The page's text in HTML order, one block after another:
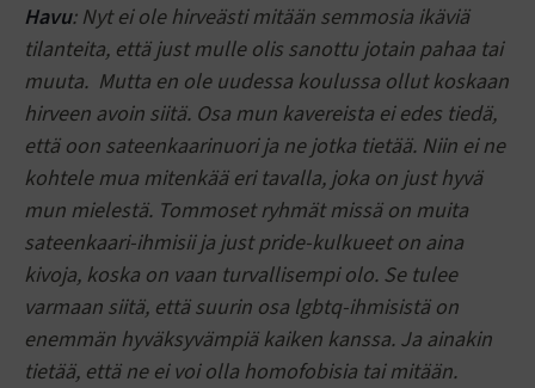
Havu: Nyt ei ole hirveästi mitään semmosia ikäviä
tilanteita, että just mulle olis sanottu jotain pahaa tai
muuta. Mutta en ole uudessa koulussa ollut koskaan
hirveen avoin siitä. Osa mun kavereista ei edes tiedä,
että oon sateenkaarinuori ja ne jotka tietää. Niin ei ne
kohtele mua mitenkää eri tavalla, joka on just hyvä
mun mielestä. Tommoset ryhmät missä on muita
sateenkaari-ihmisii ja just pride-kulkueet on aina
kivoja, koska on vaan turvallisempi olo. Se tulee
varmaan siitä, että suurin osa lgbtq-ihmisistä on
enemmän hyväksyvämpiä kaiken kanssa. Ja ainakin
tietää, että ne ei voi olla homofobisia tai mitään.